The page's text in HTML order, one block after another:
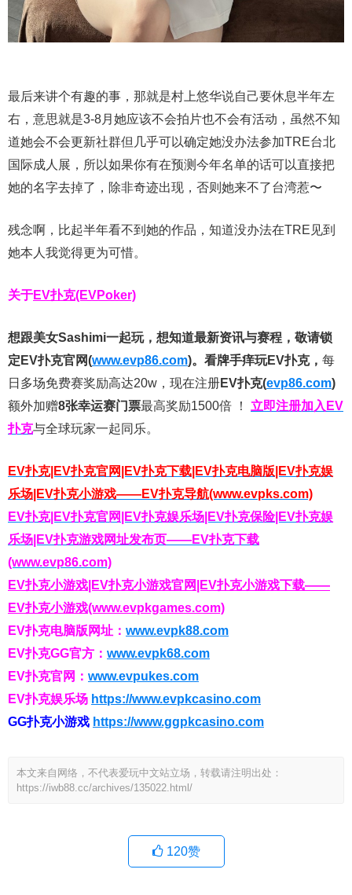
最后来讲个有趣的事，那就是村上悠华说自己要休息半年左
右，意思就是3-8月她应该不会拍片也不会有活动，虽然不知
道她会不会更新社群但几乎可以确定她没办法参加TRE台北
国际成人展，所以如果你有在预测今年名单的话可以直接把
她的名字去掉了，除非奇迹出现，否则她来不了台湾惹〜
残念啊，比起半年看不到她的作品，知道没办法在TRE见到
她本人我觉得更为可惜。
关于EV扑克(EVPoker)
想跟美女Sashimi一起玩， 想知道最新资讯与赛程， 敬请锁
定EV扑克官网(www.evp86.com)。 看牌手痒玩EV扑克， 每
日多场免费赛奖励高达20w，现在注册EV扑克(evp86.com)
额外加赠8张幸运赛门票最高奖励1500倍 ！ 立即注册加入EV
扑克与全球玩家一起同乐。
EV扑克|EV扑克官网|EV扑克下载|EV扑克电脑版|EV扑克娱
乐场|EV扑克小游戏——EV扑克导航(www.evpks.com)
EV扑克|EV扑克官网|EV扑克娱乐场|EV扑克保险|EV扑克娱
乐场|EV扑克游戏网址发布页——EV扑克下载
(www.evp86.com)
EV扑克小游戏|EV扑克小游戏官网|EV扑克小游戏下载——
EV扑克小游戏(www.evpkgames.com)
EV扑克电脑版网址： www.evpk88.com
EV扑克GG官方： www.evpk68.com
EV扑克官网： www.evpukes.com
EV扑克娱乐场 https://www.evpkcasino.com
GG扑克小游戏 https://www.ggpkcasino.com
本文来自网络，不代表爱玩中文站立场，转载请注明出处：
https://iwb88.cc/archives/135022.html/
120赞